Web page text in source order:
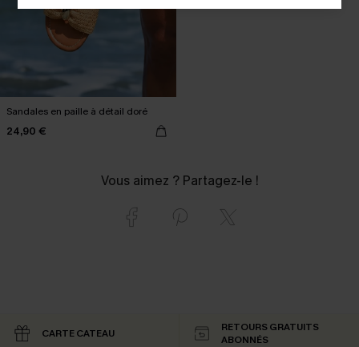
Sandales en paille à détail doré
24,90 €
Vous aimez ? Partagez-le !
CARTE CATEAU
RETOURS GRATUITS
ABONNÉS